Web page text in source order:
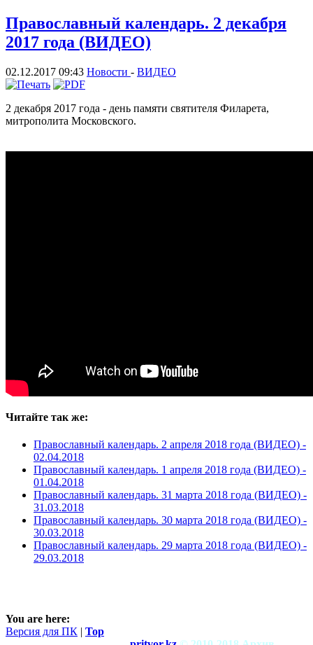
Православный календарь. 2 декабря
2017 года (ВИДЕО)
02.12.2017 09:43 Новости - ВИДЕО
2 декабря 2017 года - день памяти святителя Филарета,
митрополита Московского.
Читайте так же:
Православный календарь. 2 апреля 2018 года (ВИДЕО) -
02.04.2018
Православный календарь. 1 апреля 2018 года (ВИДЕО) -
01.04.2018
Православный календарь. 31 марта 2018 года (ВИДЕО) -
31.03.2018
Православный календарь. 30 марта 2018 года (ВИДЕО) -
30.03.2018
Православный календарь. 29 марта 2018 года (ВИДЕО) -
29.03.2018
You are here:
Версия для ПК | Top